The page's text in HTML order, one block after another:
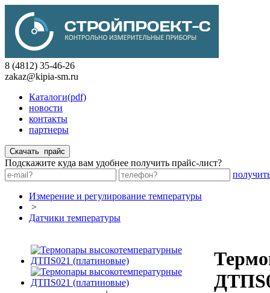
8 (4812) 35-46-26
zakaz@kipia-sm.ru
Каталоги(pdf)
новости
контакты
партнеры
Подскажите куда вам удобнее получить прайс-лист?
Измерение и регулирование температуры
>
Датчики температуры